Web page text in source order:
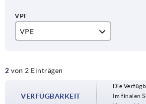
VPE
2 von 2 Einträgen
VERFÜGBARKEIT
Die
Im finalen